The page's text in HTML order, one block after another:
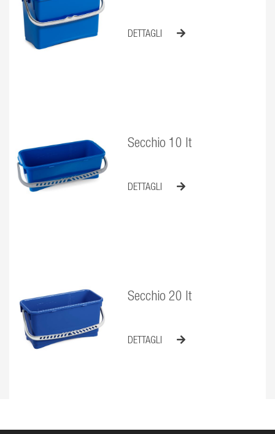
DETTAGLI
Secchio 10 lt
DETTAGLI
Secchio 20 lt
DETTAGLI